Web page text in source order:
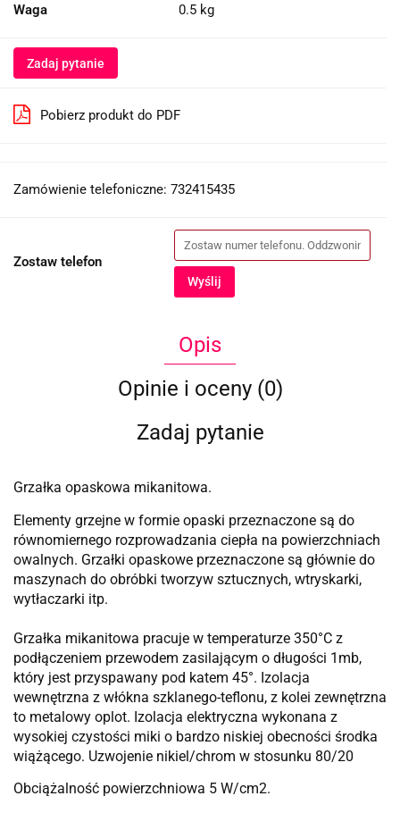
Waga 0.5 kg
Zadaj pytanie
Pobierz produkt do PDF
Zamówienie telefoniczne: 732415435
Zostaw telefon
Wyślij
Opis
Opinie i oceny (0)
Zadaj pytanie
Grzałka opaskowa mikanitowa.
Elementy grzejne w formie opaski przeznaczone są do
równomiernego rozprowadzania ciepła na powierzchniach
owalnych. Grzałki opaskowe przeznaczone są głównie do
maszynach do obróbki tworzyw sztucznych, wtryskarki,
wytłaczarki itp.
Grzałka mikanitowa pracuje w temperaturze 350°C z
podłączeniem przewodem zasilającym o długości 1mb,
który jest przyspawany pod katem 45°. Izolacja
wewnętrzna z włókna szklanego-teflonu, z kolei zewnętrzna
to metalowy oplot. Izolacja elektryczna wykonana z
wysokiej czystości miki o bardzo niskiej obecności środka
wiążącego. Uzwojenie nikiel/chrom w stosunku 80/20
Obciążalność powierzchniowa 5 W/cm2.